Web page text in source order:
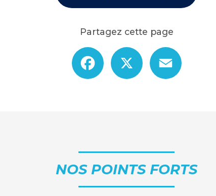
Partagez cette page
Facebook
NOS POINTS FORTS